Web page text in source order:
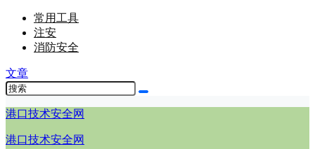
常用工具
注安
消防安全
文章
港口技术安全网
港口技术安全网